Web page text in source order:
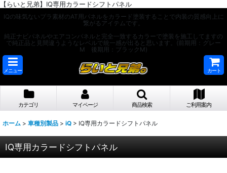
【らいと兄弟】IQ専用カラードシフトパネル
IQの味気ないプラ素材のAT用パネルをカラード塗装することで内装の質感向上に
繋がるアイテムです。
純正ナビパネルやエアコンパネルと完全一致するカラーで塗装を施工してますの
で純正品と見間違うようなレベルで統一感が出ると思います。(前期用：グレー
M 後期用：ブラックM)
メニュー カート
カテゴリ マイページ 商品検索 ご利用案内
ホーム > 車種別製品 > iQ > IQ専用カラードシフトパネル
IQ専用カラードシフトパネル